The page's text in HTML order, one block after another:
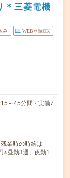
＊三菱電機
み WEB登録OK
～45分間・実働7
業時の時給は
昼勤3週、夜勤1